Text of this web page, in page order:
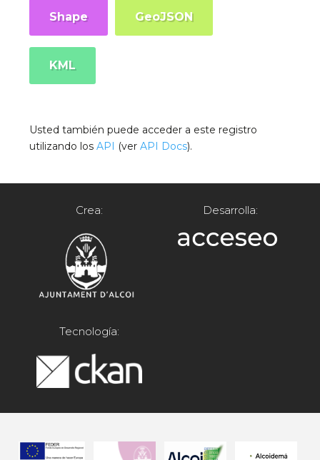
Shape GeoJSON
KML
Usted también puede acceder a este registro
utilizando losAPI (verAPI Docs).
Crea: Desarrolla:
Tecnología: